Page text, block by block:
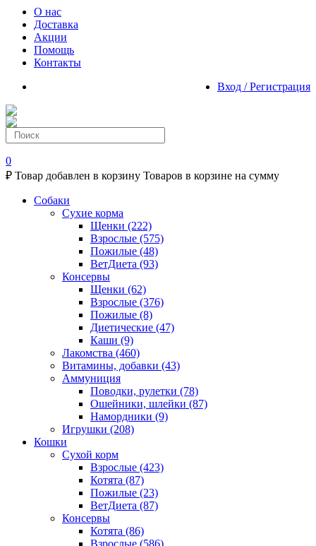
О нас
Доставка
Акции
Помощь
Контакты
Вход / Регистрация
0
₽ Товар добавлен в корзину Товаров в корзине на сумму
Собаки
Сухие корма
Щенки (222)
Взрослые (575)
Пожилые (48)
ВетДиета (93)
Консервы
Щенки (62)
Взрослые (376)
Пожилые (8)
Диетические (47)
Каши (9)
Лакомства (460)
Витамины, добавки (43)
Аммуниция
Поводки, рулетки (78)
Ошейники, шлейки (87)
Намордники (9)
Игрушки (208)
Кошки
Сухой корм
Взрослые (423)
Котята (87)
Пожилые (23)
ВетДиета (87)
Консервы
Котята (86)
Взрослые (586)